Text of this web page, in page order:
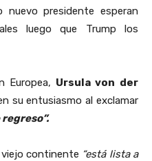
nuevo presidente esperan
luego que Trump los
Europea, Ursula von der
su entusiasmo al exclamar
continente “está lista a